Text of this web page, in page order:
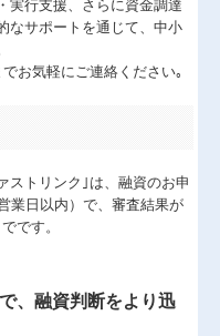
実行支援、さらに資金調達
なサポートを通じて、中小
お気軽にご連絡ください｡
ストリンク｣は、融資のお申
業日以内）で、審査結果が
です。
で、融資判断をより迅